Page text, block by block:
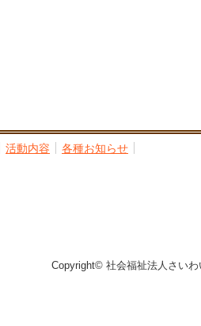
活動内容 各種お知らせ
Copyright© 社会福祉法人さ